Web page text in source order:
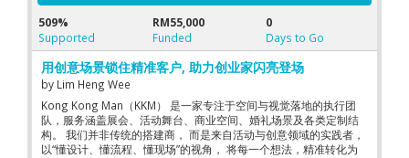
509%
Supported
RM55,000
Funded
0
Days to Go
用创意场景锁住精准客户, 助力创业家闪亮登场
by Lim Heng Wee
Kong Kong Man（KKM） 是一家专注于空间与视觉落地的执行团
队，服务涵盖展会、活动舞台、商业空间、婚礼场景及各类定制结
构。 我们并非传统的搭建商， 而是来自活动与创意领域的实践者，
以“懂设计、懂流程、懂现场”的视角， 将每一个想法，精准转化为